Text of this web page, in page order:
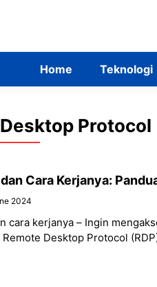
Home Teknologi
Protocol
Cara Kerjanya:
2024
cara kerjanya – Ingin
Desktop Protocol